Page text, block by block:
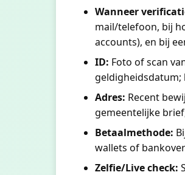
Wanneer
mail/telefoon, bij
accounts), en bij
ID: Foto of scan
geldigheidsdatum;
Adres: Recent
gemeentelijke
Betaalmethode:
wallets of
Zelfie/Live check: